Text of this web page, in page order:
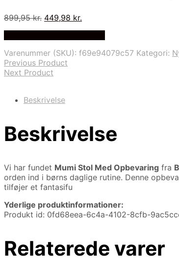
899,95kr. Den
899,95 kr..
449,98 kr.
449,98 kr..
Varenummer (SKU): f69e94079c57 Kategori:
Previous Product
Next Product
Beskrivelse
Beskrivelse
Vi har fundet Mumi Stol Med Opbevaring fra
orden ind i børns daglige rutine. Denne
tilføjer et fantasifu
Yderlige produktinformationer:
Produkt id: 0fd68eea-6c4a-4102-8cfb-
Relaterede varer